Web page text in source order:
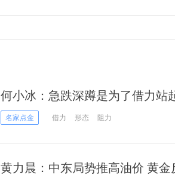
何小冰：急跌深蹲是为了借力站
名家点金 借力 形态 阻力
黄力晨：中东局势推高油价 黄金